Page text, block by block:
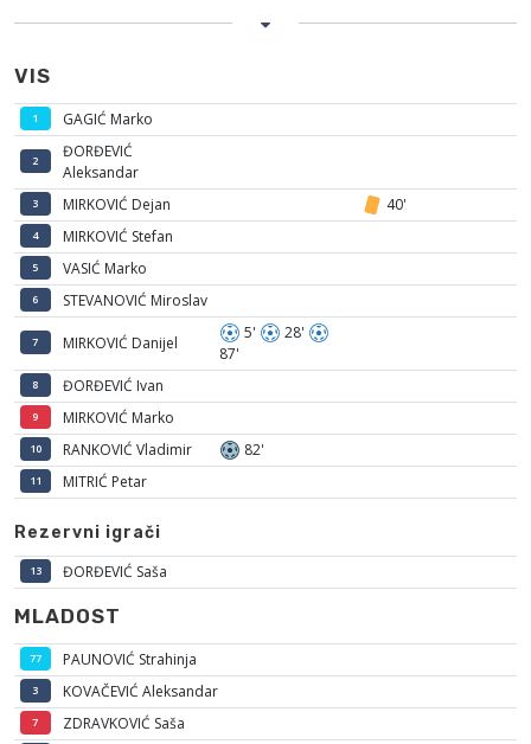
VIS
1 GAGIĆ Marko
2
ĐORĐEVIĆ
Aleksandar
3 MIRKOVIĆ Dejan 40'
4 MIRKOVIĆ Stefan
5 VASIĆ Marko
6 STEVANOVIĆ Miroslav
7 MIRKOVIĆ Danijel
5'
28'
87'
8 ĐORĐEVIĆ Ivan
9 MIRKOVIĆ Marko
10 RANKOVIĆ Vladimir 82'
11 MITRIĆ Petar
Rezervni igrači
13 ĐORĐEVIĆ Saša
MLADOST
77 PAUNOVIĆ Strahinja
3 KOVAČEVIĆ Aleksandar
7 ZDRAVKOVIĆ Saša